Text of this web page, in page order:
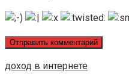
доход в интернете